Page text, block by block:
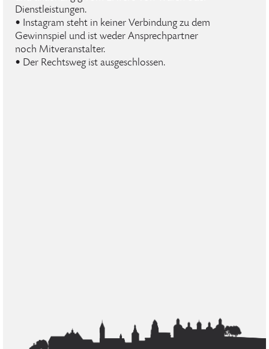
Dienstleistungen.
• Instagram steht in keiner Verbindung zu dem
Gewinnspiel und ist weder Ansprechpartner
noch Mitveranstalter.
• Der Rechtsweg ist ausgeschlossen.